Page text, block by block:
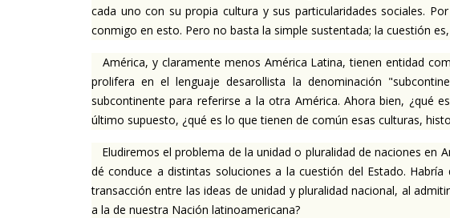
cada uno con su propia cultura y sus particularidades sociales.
conmigo en esto. Pero no basta la simple sustentada; la cuestión
América, y claramente menos América Latina, tienen entidad
prolifera en el lenguaje desarollista la denominación
subcontinente para referirse a la otra América. Ahora bien, ¿qué
último supuesto, ¿qué es lo que tienen de común esas culturas,
Eludiremos el problema de la unidad o pluralidad de naciones en
dé conduce a distintas soluciones a la cuestión del Estado. Habría
transacción entre las ideas de unidad y pluralidad nacional, al
a la de nuestra Nación latinoamericana?